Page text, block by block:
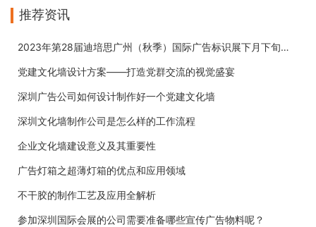
推荐资讯
2023年第28届迪培思广州（秋季）国际广告标识展下月下旬开展
党建文化墙设计方案——打造党群交流的视觉盛宴
深圳广告公司如何设计制作好一个党建文化墙
深圳文化墙制作公司是怎么样的工作流程
企业文化墙建设意义及其重要性
广告灯箱之超薄灯箱的优点和应用领域
不干胶的制作工艺及应用全解析
参加深圳国际会展的公司需要准备哪些宣传广告物料呢？